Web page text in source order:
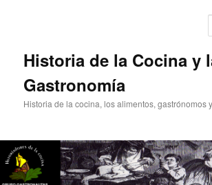
Historia de la Cocina y
Gastronomía
Historia de la cocina, los alimentos, gastrónomos